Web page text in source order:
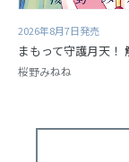
2026年8月7日発売
まもって守護月天！
桜野みねね